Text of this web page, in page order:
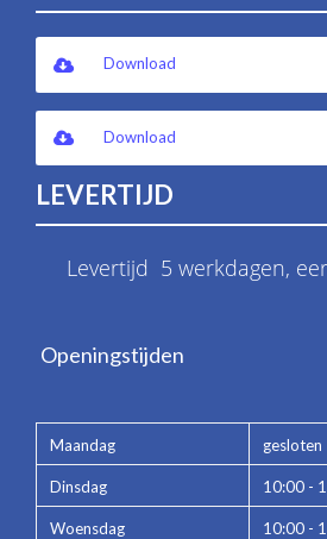
Download
Download
LEVERTIJD
Levertijd 5 werkdagen,
Openingstijden
Maandag gesloten
Dinsdag 10:00 -
Woensdag 10:00 -